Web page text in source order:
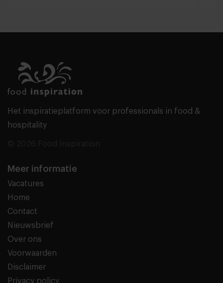
Het inspiratieplatform voor professionals in food &
hospitality
Meer informatie
Vacatures
Home
Contact
Nieuwsbrief
Over ons
Voorwaarden
Disclaimer
Privacy policy